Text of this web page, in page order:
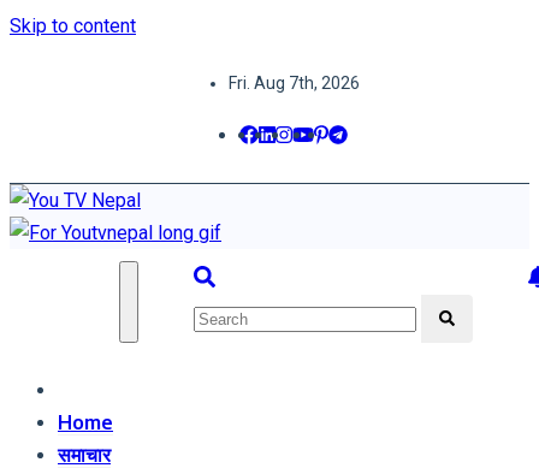
Skip to content
Fri. Aug 7th, 2026
Home
समाचार